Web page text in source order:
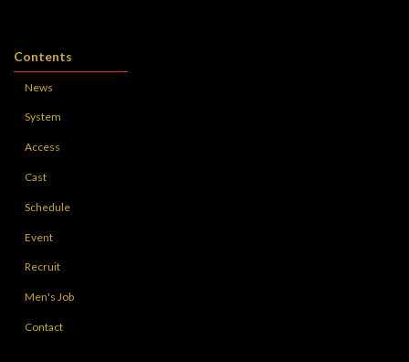
Contents
News
System
Access
Cast
Schedule
Event
Recruit
Men's Job
Contact